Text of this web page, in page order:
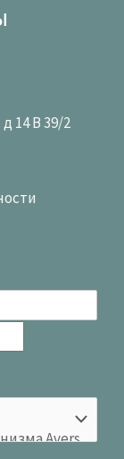
14 В 39/2